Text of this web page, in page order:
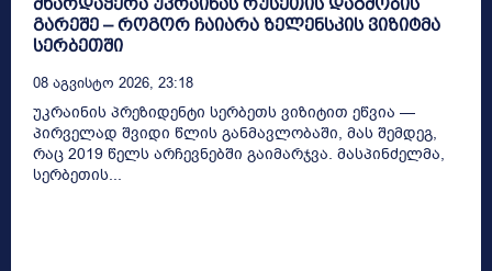
გარეშე – როგორ ჩაიარა ზელენსკის ვიზიტმა
სერბეთში
08 Აგვისტო 2026, 23:18
უკრაინის პრეზიდენტი სერბეთს ვიზიტით ეწვია —
პირველად შვიდი წლის განმავლობაში, მას შემდეგ,
რაც 2019 წელს არჩევნებში გაიმარჯვა. მასპინძელმა,
სერბეთის...